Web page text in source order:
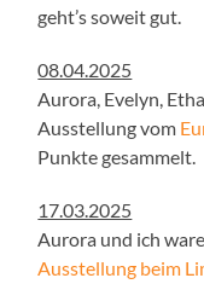
geht’s soweit gut.
08.04.2025
Aurora, Evelyn,
Ausstellung vom
Punkte gesammelt.
17.03.2025
Aurora und ich
Ausstellung beim